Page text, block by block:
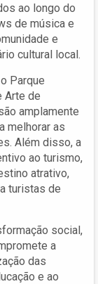
ao longo do
de música e
e
cultural local.
Parque
Arte de
amplamente
melhorar as
Além disso, a
ao turismo,
atrativo,
turistas de
social,
a
das
e ao